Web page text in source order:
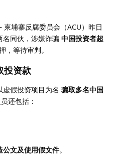
埔寨反腐委员会（ACU）昨日
名同伙，涉嫌诈骗 中国投资者超
，等待审判。
投资款
虚假投资项目为名 骗取多名中国
还包括：
公文及使用假文件。